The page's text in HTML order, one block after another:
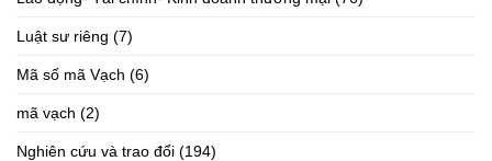
Luật sư riêng (7)
Mã số mã Vạch (6)
mã vạch (2)
Nghiên cứu và trao đổi (194)